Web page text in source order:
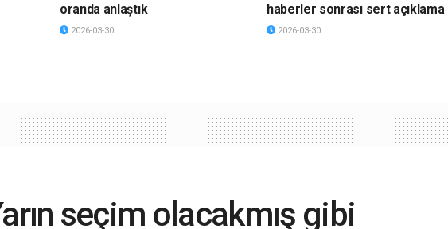
oranda anlaştık
2026-03-30
haberler sonrası sert açıklama
2026-03-30
seçim olacakmış gibi